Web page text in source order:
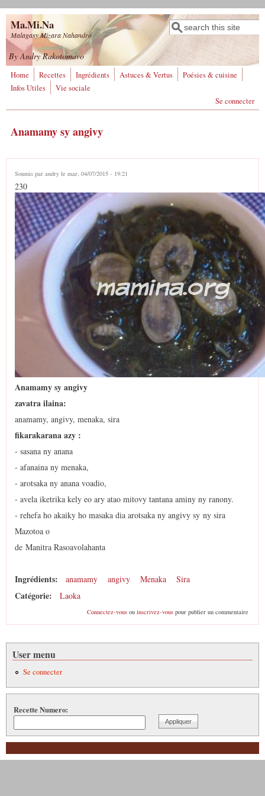
Aller au contenu principal
Ma.Mi.Na
Malagasy Mizara Nahandro
Formulaire de
recherche
Rechercher
By Andry Rakotomavo
Home Recettes Ingrédients Astuces & Vertus
Poésies & cuisine
Infos Utiles
Vie sociale
Se connecter
Anamamy sy angivy
Soumis par andry le mar, 04/07/2015 - 19:21
230
Anamamy sy angivy
zavatra ilaina:
anamamy, angivy, menaka, sira
fikarakarana azy :
- sasana ny anana
- afanaina ny menaka,
- arotsaka ny anana voadio,
- avela iketrika kely eo ary atao mitovy tantana aminy ny ranony.
- rehefa ho akaiky ho masaka dia arotsaka ny angivy sy ny sira
Mazotoa o
de Manitra Rasoavolahanta
Ingrédients: anamamy angivy Menaka Sira
Catégorie: Laoka
Connectez-vousou inscrivez-vouspour publier un commentaire
User menu
Se connecter
Recette Numero: